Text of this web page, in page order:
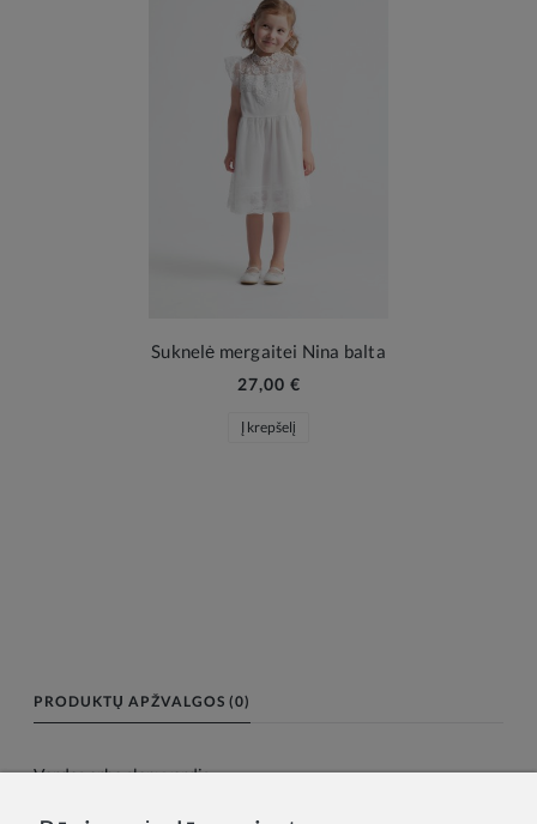
Suknelė mergaitei Nina balta
27,00 €
Į krepšelį
PRODUKTŲ APŽVALGOS (0)
Vardas arba slapyvardis: